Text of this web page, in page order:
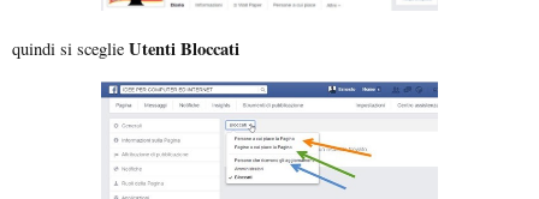
quindi si sceglie Utenti Bloccati